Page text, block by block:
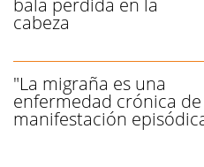
bala perdida en la
cabeza
"La migraña es una
enfermedad crónica de
manifestación